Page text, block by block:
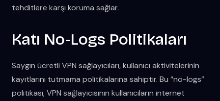
tehditlere karşı koruma sağlar.
Katı No-Logs Politikaları
Saygın ücretli VPN sağlayıcıları, kullanıcı aktivitelerinin
kayıtlarını tutmama politikalarına sahiptir. Bu “no-logs”
politikası, VPN sağlayıcısının kullanıcıların internet